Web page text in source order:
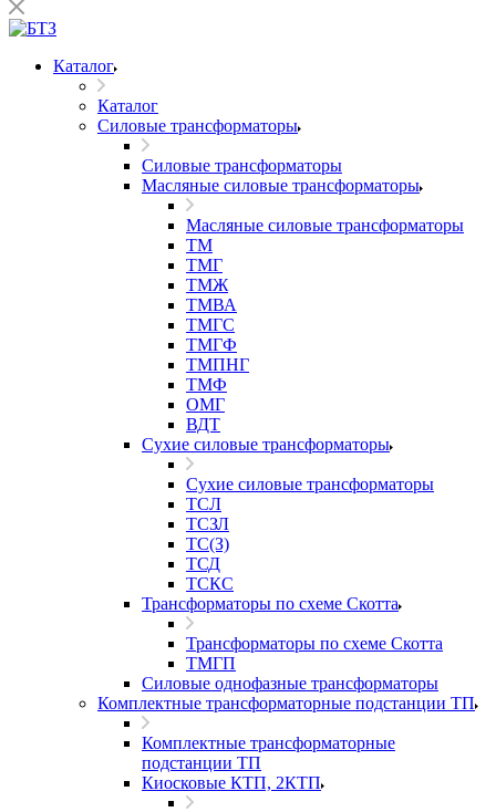
Каталог
Каталог
Силовые трансформаторы
Силовые трансформаторы
Масляные силовые трансформаторы
Масляные силовые трансформаторы
ТМ
ТМГ
ТМЖ
ТМВА
ТМГС
ТМГФ
ТМПНГ
ТМФ
ОМГ
ВДТ
Сухие силовые трансформаторы
Сухие силовые трансформаторы
ТСЛ
ТСЗЛ
ТС(З)
ТСД
ТСКС
Трансформаторы по схеме Скотта
Трансформаторы по схеме Скотта
ТМГП
Силовые однофазные трансформаторы
Комплектные трансформаторные подстанции ТП
Комплектные трансформаторные
подстанции ТП
Киосковые КТП, 2КТП